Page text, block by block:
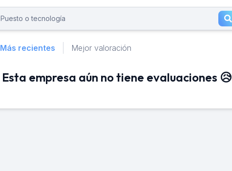
Más recientes Mejor valoración
Esta empresa aún no tiene evaluaciones 😥